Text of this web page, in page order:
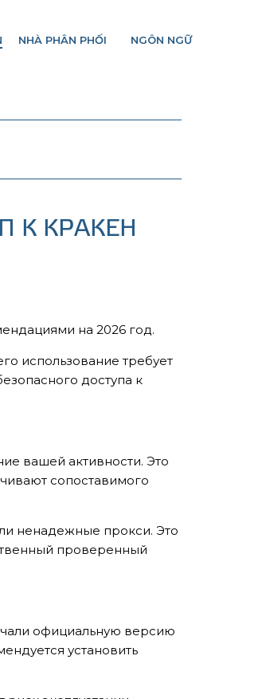
NHÀ PHÂN PHỐI NGÔN NGỮ
К КРАКЕН
на 2026 год.
использование требует
доступа к
вашей активности. Это
сопоставимого
ненадежные прокси. Это
проверенный
официальную версию
установить